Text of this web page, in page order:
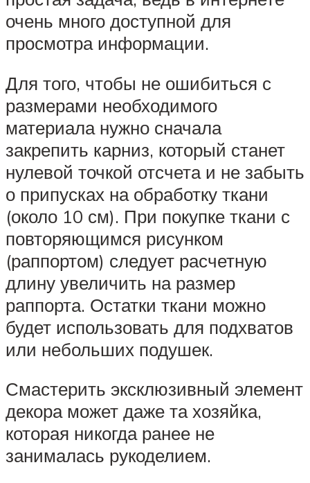
очень много доступной для
просмотра информации.
Для того, чтобы не ошибиться с
размерами необходимого
материала нужно сначала
закрепить карниз, который станет
нулевой точкой отсчета и не забыть
о припусках на обработку ткани
(около 10 см). При покупке ткани с
повторяющимся рисунком
(раппортом) следует расчетную
длину увеличить на размер
раппорта. Остатки ткани можно
будет использовать для подхватов
или небольших подушек.
Смастерить эксклюзивный элемент
декора может даже та хозяйка,
которая никогда ранее не
занималась рукоделием.